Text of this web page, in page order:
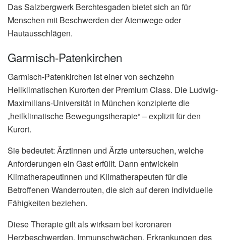
Das Salzbergwerk Berchtesgaden bietet sich an für
Menschen mit Beschwerden der Atemwege oder
Hautausschlägen.
Garmisch-Patenkirchen
Garmisch-Patenkirchen ist einer von sechzehn
Heilklimatischen Kurorten der Premium Class. Die Ludwig-
Maximilians-Universität in München konzipierte die
„heilklimatische Bewegungstherapie“ – explizit für den
Kurort.
Sie bedeutet: Ärztinnen und Ärzte untersuchen, welche
Anforderungen ein Gast erfüllt. Dann entwickeln
Klimatherapeutinnen und Klimatherapeuten für die
Betroffenen Wanderrouten, die sich auf deren individuelle
Fähigkeiten beziehen.
Diese Therapie gilt als wirksam bei koronaren
Herzbeschwerden, Immunschwächen, Erkrankungen des